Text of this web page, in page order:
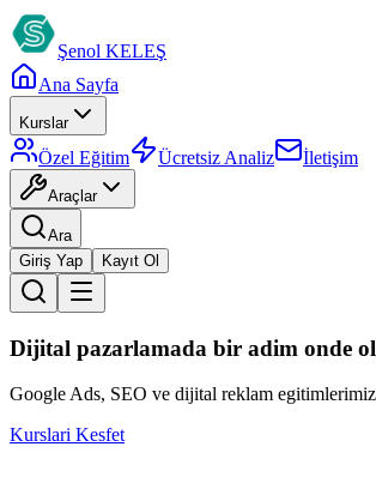
Şenol KELEŞ
Ana Sayfa
Kurslar
Özel Eğitim Ücretsiz Analiz İletişim
Araçlar
Ara
Giriş Yap
Kayıt Ol
Dijital pazarlamada bir adim onde
Google Ads, SEO ve dijital reklam
Kurslari Kesfet